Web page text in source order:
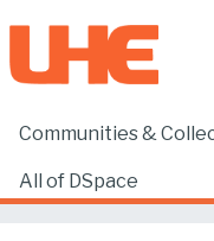
Communities &
All of DSpace
Home